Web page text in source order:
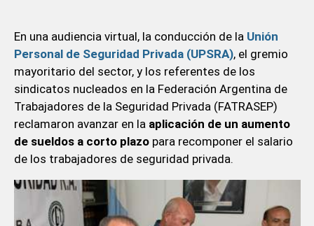
En una audiencia virtual, la conducción de la Unión
Personal de Seguridad Privada (UPSRA), el gremio
mayoritario del sector, y los referentes de los
sindicatos nucleados en la Federación Argentina de
Trabajadores de la Seguridad Privada (FATRASEP)
reclamaron avanzar en la aplicación de un aumento
de sueldos a corto plazopara recomponer el salario
de los trabajadores de seguridad privada.